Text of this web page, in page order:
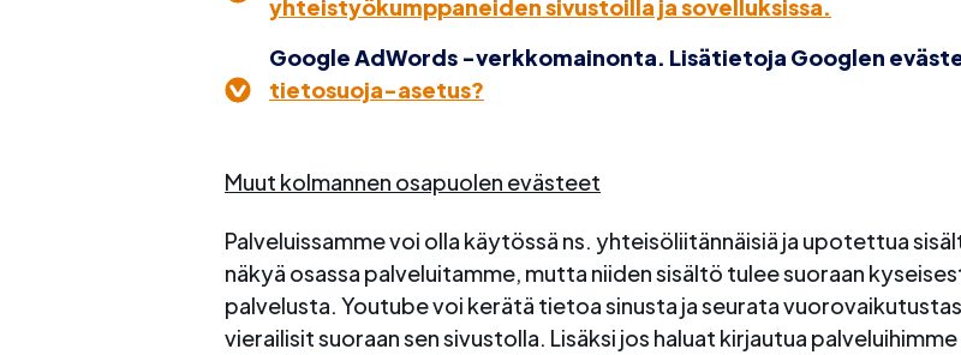
yhteistyökumppaneiden sivustoilla ja sovelluksissa.
Google AdWords -verkkomainonta. Lisätietoja Googlen
tietosuoja-asetus?
Muut kolmannen osapuolen evästeet
Palveluissamme voi olla käytössä ns. yhteisöliitännäisiä ja upotettua
näkyä osassa palveluitamme, mutta niiden sisältö tulee suoraan
palvelusta. Youtube voi kerätä tietoa sinusta ja seurata
vierailisit suoraan sen sivustolla. Lisäksi jos haluat kirjautua